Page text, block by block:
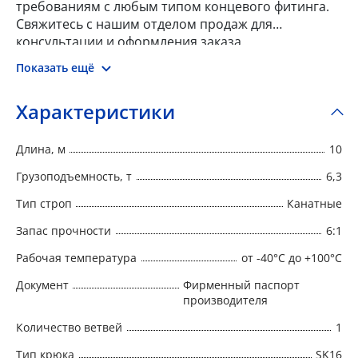
требованиям с любым типом концевого фитинга.
Свяжитесь с нашим отделом продаж для
консультации и оформления заказа.
Показать ещё
Характеристики
Длина, м
10
Грузоподъемность, т
6,3
Тип строп
Канатные
Запас прочности
6:1
Рабочая температура
от -40°C до +100°C
Документ
Фирменный паспорт
производителя
Количество ветвей
1
Тип крюка
SK16